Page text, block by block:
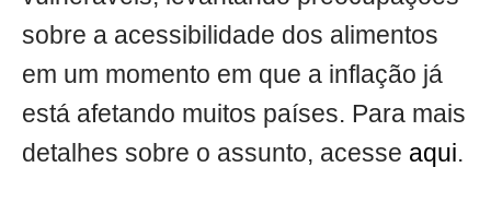
sobre a acessibilidade dos alimentos
em um momento em que a inflação já
está afetando muitos países. Para mais
detalhes sobre o assunto, acesse aqui.